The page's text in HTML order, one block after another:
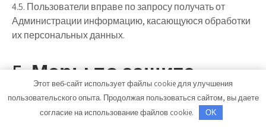
4.5. Пользователи вправе по запросу получать от
Администрации информацию, касающуюся обработки
их персональных данных.
5. Меры по защите
информации о
Пользователях
Этот веб-сайт использует файлы cookie для улучшения
пользовательского опыта. Продолжая пользоваться сайтом, вы даете
согласие на использование файлов cookie.
OK